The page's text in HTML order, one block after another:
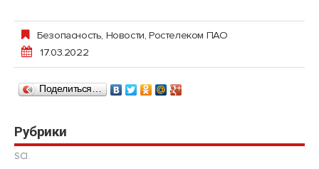
Безопасность, Новости,Ростелеком ПАО
17.03.2022
Поделиться…
Рубрики
SCI.